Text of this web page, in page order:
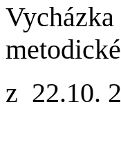
z 22.10.